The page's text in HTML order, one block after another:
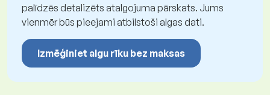
palīdzēs detalizēts atalgojuma pārskats. Jums
vienmēr būs pieejami atbilstoši algas dati.
Izmēģiniet algu rīku bez maksas